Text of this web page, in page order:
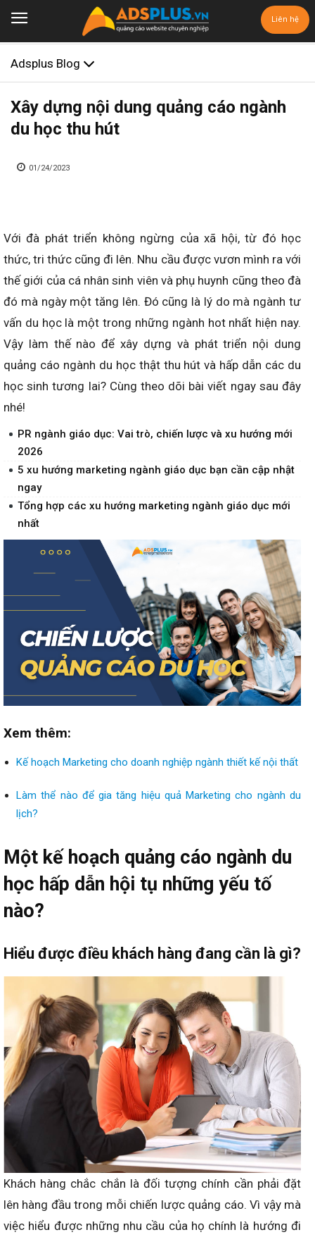
Liên hệ
Adsplus Blog
Xây dựng nội dung quảng cáo ngành
du học thu hút
01/24/2023
Với đà phát triển không ngừng của xã hội, từ đó học
thức, tri thức cũng đi lên. Nhu cầu được vươn mình ra với
thế giới của cá nhân sinh viên và phụ huynh cũng theo đà
đó mà ngày một tăng lên. Đó cũng là lý do mà ngành tư
vấn du học là một trong những ngành hot nhất hiện nay.
Vậy làm thế nào để xây dựng và phát triển nội dung
quảng cáo ngành du học thật thu hút và hấp dẫn các du
học sinh tương lai? Cùng theo dõi bài viết ngay sau đây
nhé!
PR ngành giáo dục: Vai trò, chiến lược và xu hướng mới
2026
5 xu hướng marketing ngành giáo dục bạn cần cập nhật
ngay
Tổng hợp các xu hướng marketing ngành giáo dục mới
nhất
Xem thêm:
Kế hoạch Marketing cho doanh nghiệp ngành thiết kế nội thất
Làm thể nào để gia tăng hiệu quả Marketing cho ngành du
lịch?
Một kế hoạch quảng cáo ngành du
học hấp dẫn hội tụ những yếu tố
nào?
Hiểu được điều khách hàng đang cần là gì?
Khách hàng chắc chắn là đối tượng chính cần phải đặt
lên hàng đầu trong mỗi chiến lược quảng cáo. Vì vậy mà
việc hiểu được những nhu cầu của họ chính là hướng đi